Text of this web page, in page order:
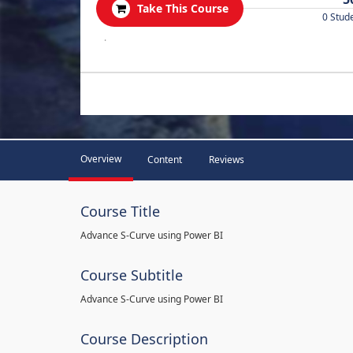
Take This Course
0
.
Overview Content Reviews
Course Title
Advance S-Curve using Power BI
Course Subtitle
Advance S-Curve using Power BI
Course Description